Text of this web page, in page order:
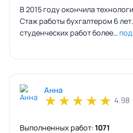
В 2015 году окончила
Стаж работы бухгалтером 6
студенческих работ более…
Анна
★★★★★ 4.98
Выполненных работ: 1071